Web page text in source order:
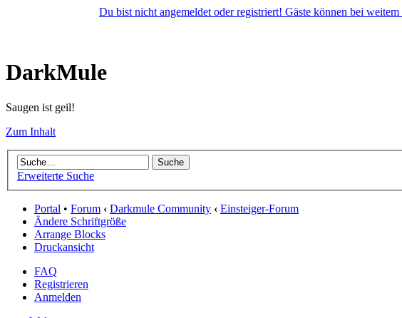
Du bist nicht angemeldet oder registriert! Gäste können bei
DarkMule
Saugen ist geil!
Zum Inhalt
Erweiterte Suche
Portal • Forum ‹ Darkmule Community ‹ Einsteiger-Forum
Ändere Schriftgröße
Arrange Blocks
Druckansicht
FAQ
Registrieren
Anmelden